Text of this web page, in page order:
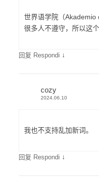
世界语学院（Akademio
很多人不遵守，所以这
回复 Respondi ↓
cozy
2024.06.10
我也不支持乱加新词。
回复 Respondi ↓